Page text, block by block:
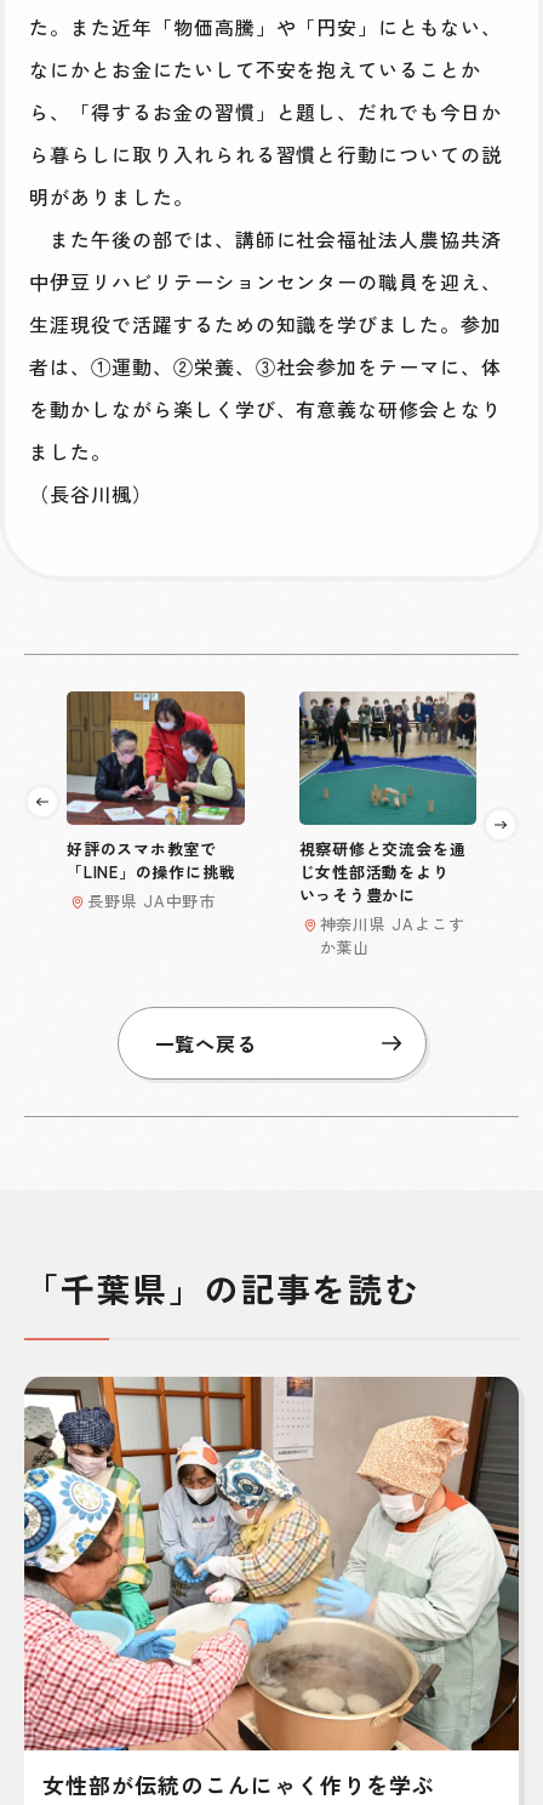
た。また近年「物価高騰」や「円安」にともない、
なにかとお金にたいして不安を抱えていることか
ら、「得するお金の習慣」と題し、だれでも今日か
ら暮らしに取り入れられる習慣と行動についての説
明がありました。
また午後の部では、講師に社会福祉法人農協共済
中伊豆リハビリテーションセンターの職員を迎え、
生涯現役で活躍するための知識を学びました。参加
者は、①運動、②栄養、③社会参加をテーマに、体
を動かしながら楽しく学び、有意義な研修会となり
ました。
（長谷川楓）
好評のスマホ教室で
「LINE」の操作に挑戦
長野県 JA中野市
視察研修と交流会を通
じ女性部活動をより
いっそう豊かに
神奈川県 JAよこす
か葉山
一覧へ戻る
「千葉県」の記事を読む
女性部が伝統のこんにゃく作りを学ぶ